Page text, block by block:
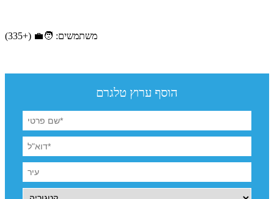
משתמשים: 🧑‍💼 (+335)
הוסף ערוץ טלגרם